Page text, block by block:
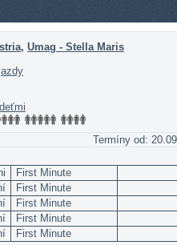
Istria, Umag - Stella Maris
Termíny od:
First Minute
First Minute
First Minute
First Minute
First Minute